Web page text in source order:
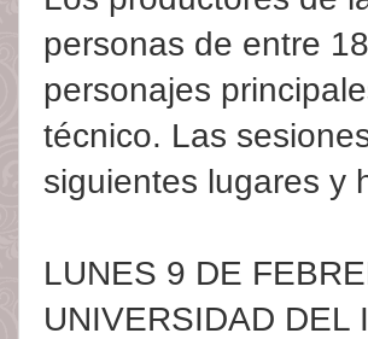
personas de entre
personajes
técnico. Las
siguientes lugares y
LUNES 9 DE
UNIVERSIDAD DEL